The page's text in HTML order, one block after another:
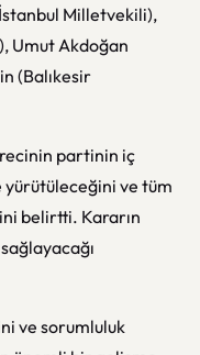
Milletvekili),
Umut Akdoğan
(Balıkesir
partinin iç
ve tüm
belirtti. Kararın
ve sorumluluk